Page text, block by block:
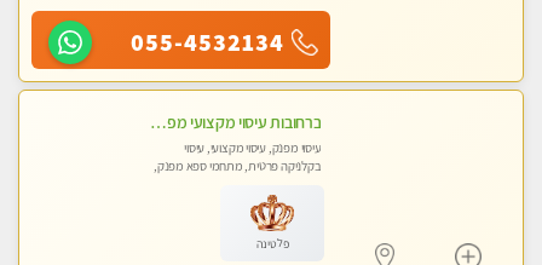
055-4532134
ברחובות עיסוי מקצועי מפנק וכול סוגי העיסויים רמה גבוהה! ללא מין !
עיסוי מפנק, עיסוי מקצועי, עיסוי
בקלניקה פרטית, מתחמי ספא מפנק,
פלטינה